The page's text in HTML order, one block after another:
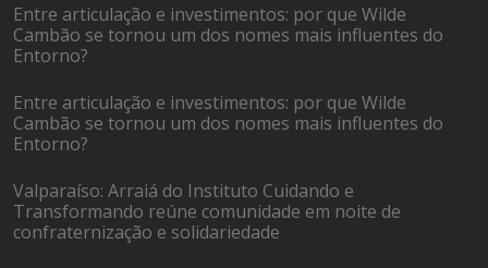
Entre articulação e investimentos: por que Wilde
Cambão se tornou um dos nomes mais influentes do
Entorno?
Entre articulação e investimentos: por que Wilde
Cambão se tornou um dos nomes mais influentes do
Entorno?
Valparaíso: Arraiá do Instituto Cuidando e
Transformando reúne comunidade em noite de
confraternização e solidariedade